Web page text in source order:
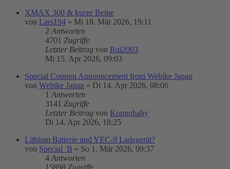
XMAX 300 & kurze Beine
von Lars194 » Mi 18. Mär 2026, 19:11
2 Antworten
4701 Zugriffe
Letzter Beitrag von Rui2003
Mi 15. Apr 2026, 09:03
Special Coupon Announcement from Webike Japan
von Webike Japan » Di 14. Apr 2026, 08:06
1 Antworten
3141 Zugriffe
Letzter Beitrag von Kongobaby
Di 14. Apr 2026, 18:25
Lithium Batterie und YEC-9 Ladegerät?
von Special_B » So 1. Mär 2026, 09:37
4 Antworten
15898 Zugriffe